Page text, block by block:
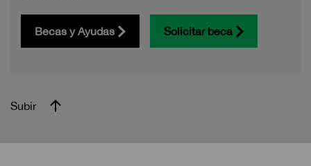
Becas y Ayudas Solicitar beca
Subir